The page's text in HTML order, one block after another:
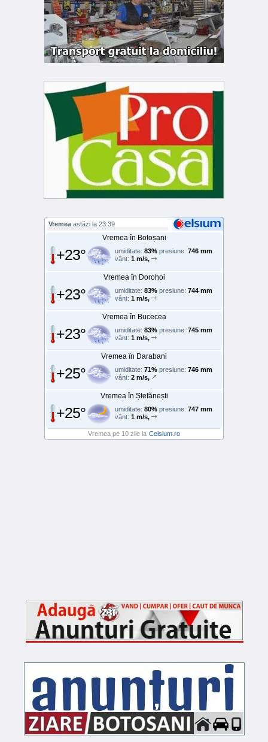
Vremea astăzi la 23:39
Vremea în Botoșani
+23° umiditate: 83% presiune: 746 mm
vânt: 1 m/s,
Vremea în Dorohoi
+23° umiditate: 83% presiune: 744 mm
vânt: 1 m/s,
Vremea în Bucecea
+23° umiditate: 83% presiune: 745 mm
vânt: 1 m/s,
Vremea în Darabani
+25° umiditate: 71% presiune: 746 mm
vânt: 2 m/s,
Vremea în Ștefănești
+25° umiditate: 80% presiune: 747 mm
vânt: 1 m/s,
Vremea pe 10 zile la Celsium.ro